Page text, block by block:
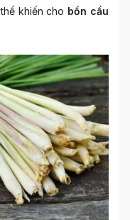
khiến cho bồn cầu